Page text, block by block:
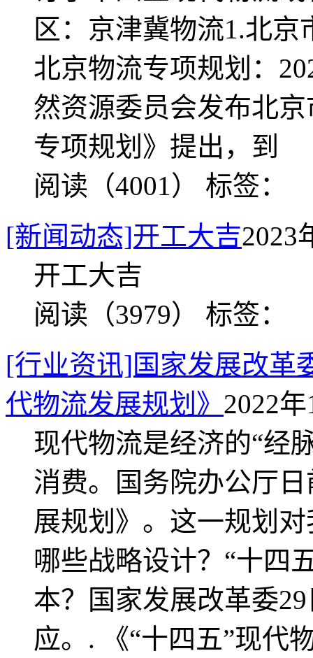
区：京津冀物流1.北
北京物流专项规划：
然资源委员会发布北
专项规划》提出，到
阅读（4001） 标签：
[新闻动态]开工大吉2023
开工大吉
阅读（3979） 标签：
[行业资讯]国家发展改革
代物流发展规划》 2022
现代物流是经济的“经
消费。国务院办公厅
展规划》。这一规划
哪些战略设计？“十四
本？国家发展改革委
应。. 《“十四五”现代